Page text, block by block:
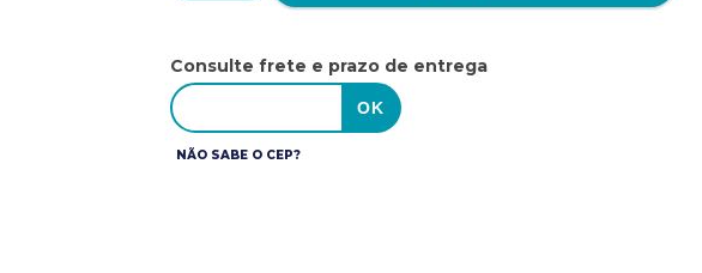
Consulte frete e prazo de entrega
NÃO SABE O CEP?